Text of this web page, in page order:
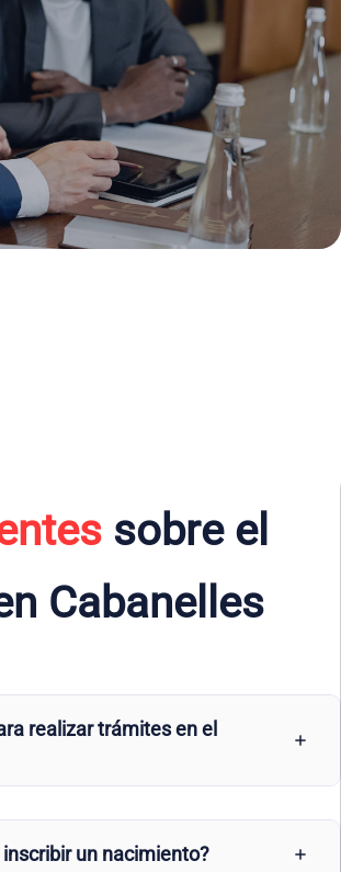
sobre el
Cabanelles
realizar trámites en el
un nacimiento?